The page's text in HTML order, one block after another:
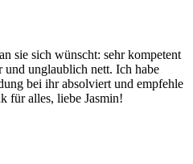
sie sich wünscht: sehr kompetent
unglaublich nett. Ich habe
bei ihr absolviert und empfehle
für alles, liebe Jasmin!